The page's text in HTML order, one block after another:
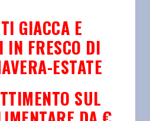
GIACCA E
IN FRESCO DI
ESTATE
SUL